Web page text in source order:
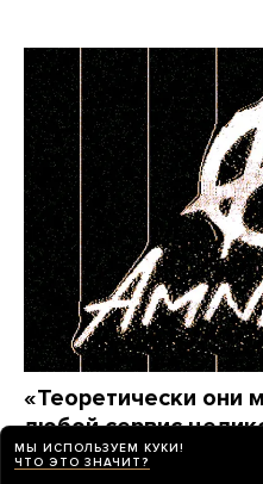
«Теоретически они
любой сервис
Этим летом Amnezia —
МЫ ИСПОЛЬЗУЕМ КУКИ!
ЧТО ЭТО ЗНАЧИТ?